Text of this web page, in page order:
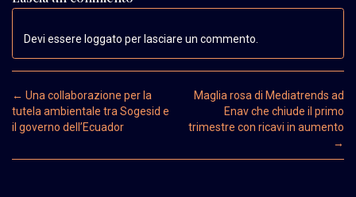
Devi essere loggato per lasciare un commento.
Post navigation
← Una collaborazione per la
tutela ambientale tra Sogesid e
il governo dell’Ecuador
Maglia rosa di Mediatrends ad
Enav che chiude il primo
trimestre con ricavi in aumento
→